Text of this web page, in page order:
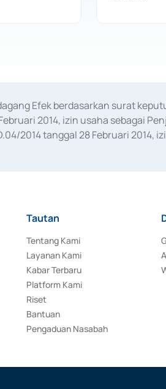
Efek berdasarkan surat
2014, izin usaha sebagai
2014 tanggal 28 Februari 2014,
Tautan
Tentang Kami
Layanan Kami
Kabar Terbaru
Platform Kami
Riset
Bantuan
Pengaduan Nasabah